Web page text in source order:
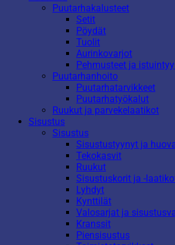
Puutarhakalusteet
Setit
Pöydät
Tuolit
Aurinkovarjot
Pehmusteet ja
Puutarhanhoito
Puutarhatarvikkeet
Puutarhatyökalut
Ruukut ja parvekelaatikot
Sisustus
Sisustus
Sisustustyynyt ja
Tekokasvit
Ruukut
Sisustuskorit ja -
Lyhdyt
Kynttilät
Valosarjat ja
Kranssit
Piensisustus